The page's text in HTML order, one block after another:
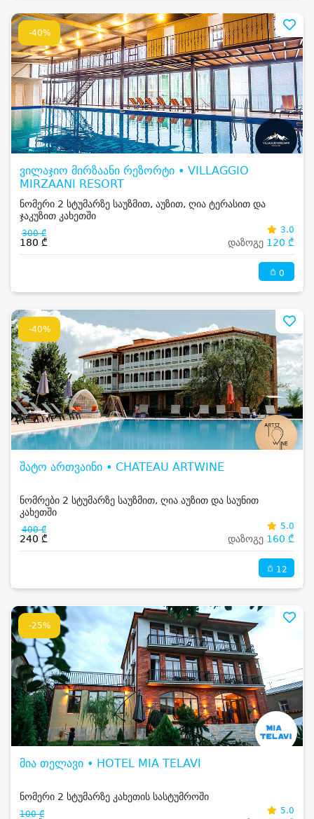
-40%
ვილაჯიო მირზაანი რეზორტი • VILLAGGIO
MIRZAANI RESORT
ნომერი 2 სტუმარზე საუზმით, აუზით, ღია ტერასით და
ჯაკუზით კახეთში
300 ₾
180 ₾
3.0
დაზოგე 120 ₾
0
-40%
შატო ართვაინი • CHATEAU ARTWINE
ნომრები 2 სტუმარზე საუზმით, ღია აუზით და საუნით
კახეთში
400 ₾
240 ₾
5.0
დაზოგე 160 ₾
12
-25%
მია თელავი • HOTEL MIA TELAVI
ნომერი 2 სტუმარზე კახეთის სასტუმროში
100 ₾ 5.0